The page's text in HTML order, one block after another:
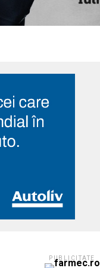
PUBLICITATE